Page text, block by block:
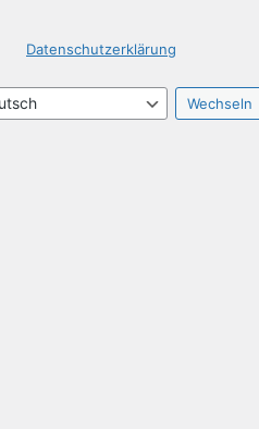
Datenschutzerklärung